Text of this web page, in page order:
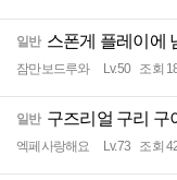
일반 스폰게 플레이에
잠만보드루와 Lv.50 조회
일반 구즈리얼 구리 구
엑페사랑해요 Lv.73 조회